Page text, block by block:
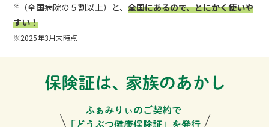
※ （全国病院の５割以上）と、全国にあるので、とにかく使いや
すい！
※2025年3月末時点